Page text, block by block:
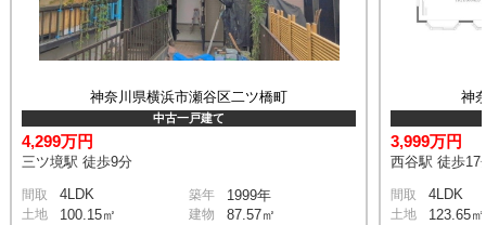
神奈川県横浜市瀬谷区二ツ橋町
中古一戸建て
4,299万円
三ツ境駅 徒歩9分
間取 4LDK 築年 1999年
土地 100.15㎡ 建物 87.57㎡
神
3,999万円
西谷駅 徒歩17
間取 4LDK
土地 123.65㎡